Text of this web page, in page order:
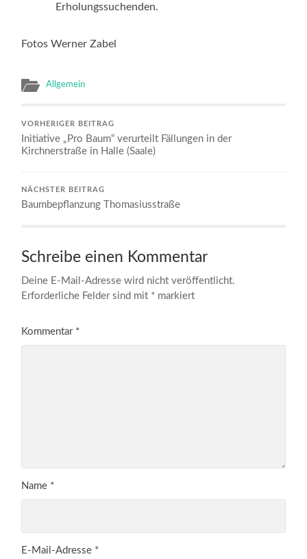
Erholungssuchenden.
Fotos Werner Zabel
Allgemein
VORHERIGER BEITRAG
Initiative „Pro Baum“ verurteilt Fällungen in der
Kirchnerstraße in Halle (Saale)
NÄCHSTER BEITRAG
Baumbepflanzung Thomasiusstraße
Schreibe einen Kommentar
Deine E-Mail-Adresse wird nicht veröffentlicht.
Erforderliche Felder sind mit * markiert
Kommentar *
Name *
E-Mail-Adresse *